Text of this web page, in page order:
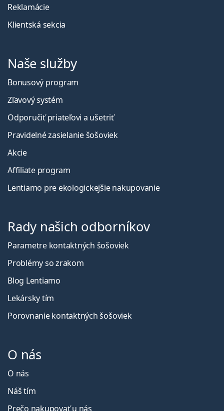
Reklamácie
Klientská sekcia
Naše služby
Bonusový program
Zľavový systém
Odporučiť priateľovi a ušetriť
Pravidelné zasielanie šošoviek
Akcie
Affiliate program
Lentiamo pre ekologickejšie nakupovanie
Rady našich odborníkov
Parametre kontaktných šošoviek
Problémy so zrakom
Blog Lentiamo
Lekársky tím
Porovnanie kontaktných šošoviek
O nás
O nás
Náš tím
Prečo nakupovať u nás